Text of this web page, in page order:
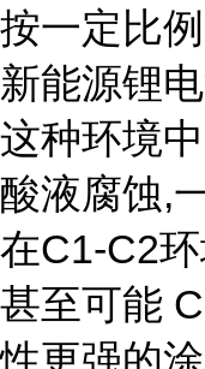
按一定比
新能源锂
这种环境
酸液腐蚀,
在C1-C2
甚至可能
性更强的